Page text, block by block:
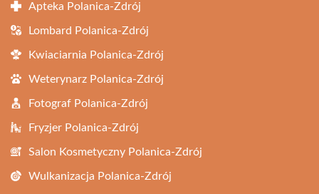
Apteka Polanica-Zdrój
Lombard Polanica-Zdrój
Kwiaciarnia Polanica-Zdrój
Weterynarz Polanica-Zdrój
Fotograf Polanica-Zdrój
Fryzjer Polanica-Zdrój
Salon Kosmetyczny Polanica-Zdrój
Wulkanizacja Polanica-Zdrój